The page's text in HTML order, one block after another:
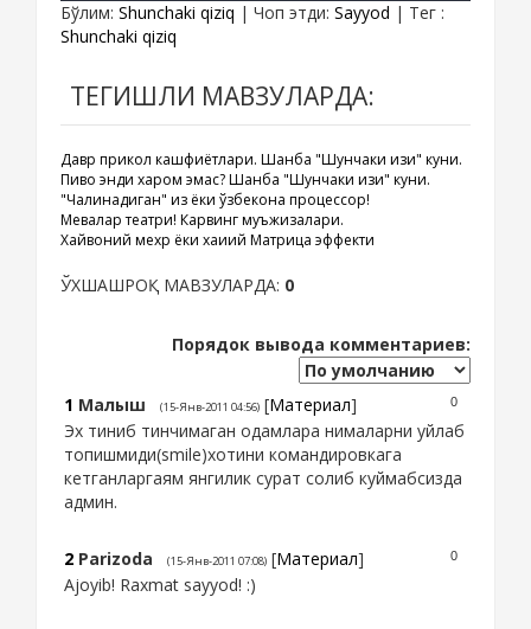
Бўлим: Shunchaki qiziq | Чоп этди: Sayyod | Тег :
Shunchaki qiziq
ТЕГИШЛИ МАВЗУЛАРДА:
Давр прикол кашфиётлари. Шанба "Шунчаки қизиқ" куни.
Пиво энди харом эмас? Шанба "Шунчаки қизиқ" куни.
"Чалинадиган" қиз ёки ўзбекона процессор!
Мевалар театри! Карвинг муъжизалари.
Хайвоний мехр ёки хақиқий Матрица эффекти
ЎХШАШРОҚ МАВЗУЛАРДА: 0
Порядок вывода комментариев:
0
1 Малыш (15-Янв-2011 04:56) [Материал]
Эх тиниб тинчимаган одамлара нималарни уйлаб
топишмиди(smile)хотини командировкага
кетганларгаям янгилик сурат солиб куймабсизда
админ.
0
2 Parizoda (15-Янв-2011 07:08) [Материал]
Ajoyib! Raxmat sayyod! :)